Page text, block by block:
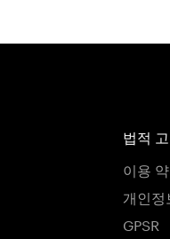
법적
이용
개인정
GPSR